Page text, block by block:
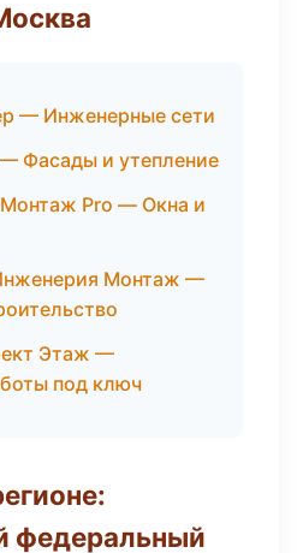
— Инженерные сети
Фасады и утепление
Pro — Окна и
Монтаж —
Этаж —
под ключ
федеральный